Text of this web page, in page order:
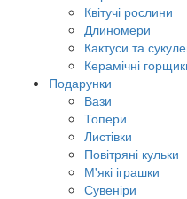
Квітучі рослини
Длиномери
Кактуси та
Керамічні
Подарунки
Вази
Топери
Листівки
Повітряні кульки
М'які іграшки
Сувеніри